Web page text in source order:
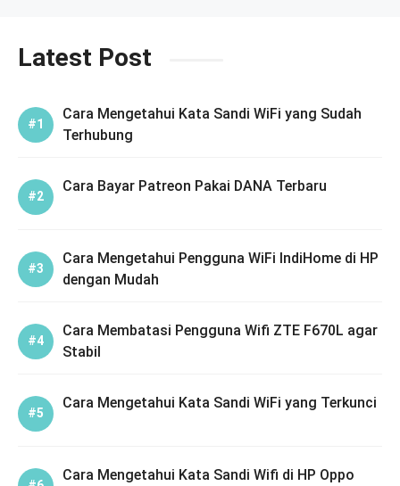
Latest Post
Cara Mengetahui Kata Sandi WiFi yang Sudah
Terhubung
Cara Bayar Patreon Pakai DANA Terbaru
Cara Mengetahui Pengguna WiFi IndiHome di HP
dengan Mudah
Cara Membatasi Pengguna Wifi ZTE F670L agar
Stabil
Cara Mengetahui Kata Sandi WiFi yang Terkunci
Cara Mengetahui Kata Sandi Wifi di HP Oppo